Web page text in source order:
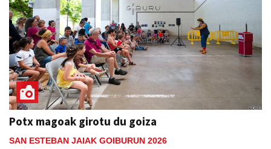
Potx magoak girotu du goiza
SAN ESTEBAN JAIAK GOIBURUN 2026